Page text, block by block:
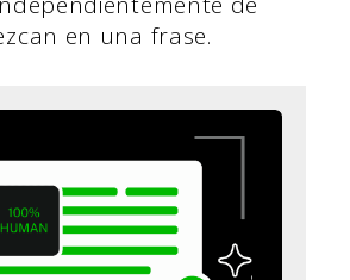
en una frase.